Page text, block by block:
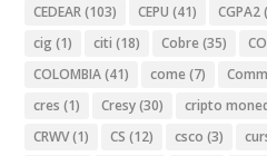
CEDEAR(103) CEPU (41) CGPA2
cig (1) citi (18) Cobre (35)
COLOMBIA(41) come (7)
cres (1) Cresy(30) cripto
CRWV(1) CS (12) csco (3)